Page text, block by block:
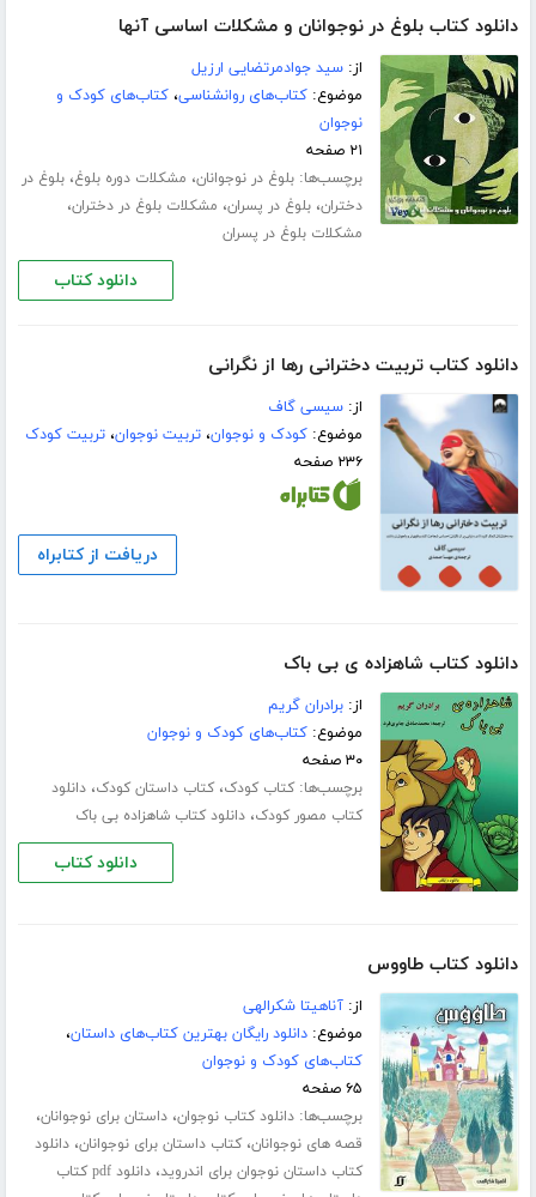
دانلود کتاب بلوغ در نوجوانان و مشکلات اساسی آنها
از:سید جوادمرتضایی ارزیل
موضوع:کتاب‌های روانشناسی،کتاب‌های کودک و
نوجوان
۲۱ صفحه
برچسب‌ها:بلوغ در نوجوانان، مشکلات دوره بلوغ،بلوغ در
دختران،بلوغ در پسران، مشکلات بلوغ در دختران،
مشکلات بلوغ در پسران
دانلود کتاب
دانلود کتاب تربیت دخترانی رها از نگرانی
از:سیسی گاف
موضوع:کودک و نوجوان،تربیت نوجوان،تربیت کودک
۲۳۶ صفحه
دریافت از کتابراه
دانلود کتاب شاهزاده ی بی باک
از:برادران گریم
موضوع:کتاب‌های کودک و نوجوان
۳۰ صفحه
برچسب‌ها:کتاب کودک،کتاب داستان کودک،دانلود
کتاب مصور کودک،دانلود کتاب شاهزاده بی باک
دانلود کتاب
دانلود کتاب طاووس
از:آناهیتا شکرالهی
موضوع:دانلود رایگان بهترین کتاب‌های داستان،
کتاب‌های کودک و نوجوان
۶۵ صفحه
برچسب‌ها:دانلود کتاب نوجوان،داستان برای نوجوانان،
قصه های نوجوانان،کتاب داستان برای نوجوانان،دانلود
کتاب داستان نوجوان برای اندروید،
دانلود pdf کتاب